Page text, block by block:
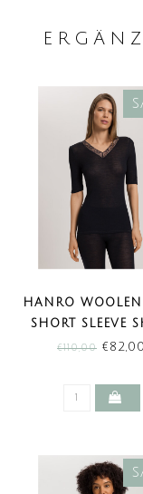
HANRO
SHORT SLEEVE
BLACK (SALE)
€110,00 €82,00